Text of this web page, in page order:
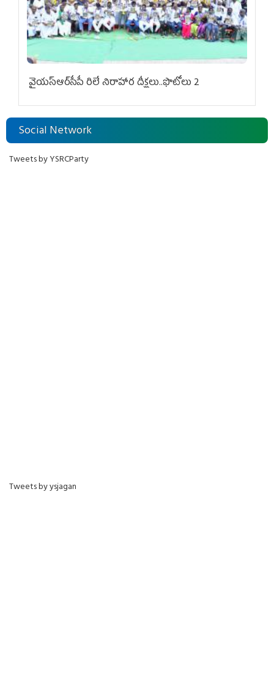
వైయ‌స్ఆర్‌సీపీ రిలే నిరాహార దీక్షలు..ఫొటోలు 2
Social Network
Tweets by YSRCParty
Tweets by ysjagan